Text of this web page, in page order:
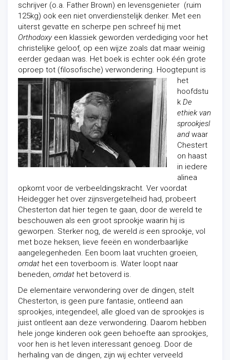
schrijver (o.a. Father Brown) en levensgenieter (ruim
125kg) ook een niet onverdienstelijk denker. Met een
uiterst gevatte en scherpe pen schreef hij met
Orthodoxyeen klassiek geworden verdediging voor het
christelijke geloof, op een wijze zoals dat maar weinig
eerder gedaan was. Het boek is echter ook één grote
oproep tot (filosofische) verwondering. Hoogtepunt is
het
hoofdstu
k De
ethiek van
sprookjesl
and waar
Chestert
on haast
in iedere
alinea
opkomt voor de verbeeldingskracht. Ver voordat
Heidegger het over zijnsvergetelheid had, probeert
Chesterton dat hier tegen te gaan, door de wereld te
beschouwen als een groot sprookje waarin hij is
geworpen. Sterker nog, de wereld is een sprookje, vol
met boze heksen, lieve feeën en wonderbaarlijke
aangelegenheden. Een boom laat vruchten groeien,
omdat het een toverboom is. Water loopt naar
beneden, omdat het betoverd is.
De elementaire verwondering over de dingen, stelt
Chesterton, is geen pure fantasie, ontleend aan
sprookjes, integendeel, alle gloed van de sprookjes is
juist ontleent aan deze verwondering. Daarom hebben
hele jonge kinderen ook geen behoefte aan sprookjes,
voor hen is het leven interessant genoeg. Door de
herhaling van de dingen, zijn wij echter verveeld